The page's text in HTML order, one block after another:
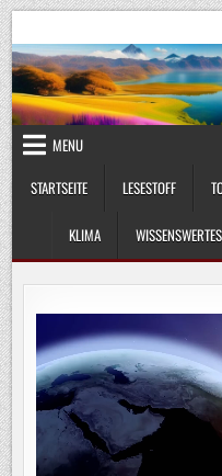
Skip
to
content
MENU
STARTSEITE
LESESTOFF
KLIMA WISSENSWERTES